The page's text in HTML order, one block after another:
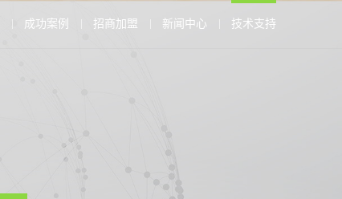
成功案例 招商加盟 新闻中心 技术支持